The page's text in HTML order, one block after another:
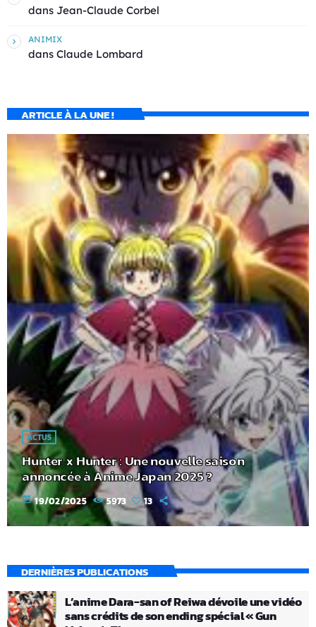
dans Jean-Claude Corbel
ANIMIX
dans Claude Lombard
ARTICLE À LA UNE !
ACTUS
Hunter x Hunter : Une nouvelle saison
annoncée à Anime Japan 2025 ?
today 19/02/2025 5973 13
DERNIÈRES PUBLICATIONS
L’anime Dara-san of Reiwa dévoile une vidéo
sans crédits de son ending spécial « Gun